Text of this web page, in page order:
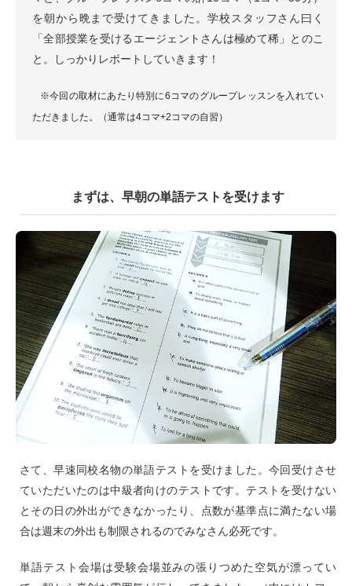
を朝から晩まで受けてきました。学校スタッフさん曰く
「全部授業を受けるエージェントさんは極めて稀」とのこ
と。しっかりレポートしていきます！
※今回の取材にあたり特別に6コマのグループレッスンを入れてい
ただきました。（通常は4コマ+2コマの自習）
まずは、早朝の単語テストを受けます
さて、早速同校名物の単語テストを受けました。今回受けさせ
ていただいたのは中級者向けのテストです。テストを受けない
とその日の外出ができなかったり、点数が基準点に満たない場
合は週末の外出も制限されるのでみなさん必死です。
単語テスト会場は受験会場並みの張りつめた空気が漂ってい